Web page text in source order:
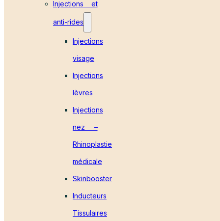
Injections et
anti-rides
Injections
visage
Injections
lèvres
Injections
nez –
Rhinoplastie
médicale
Skinbooster
Inducteurs
Tissulaires